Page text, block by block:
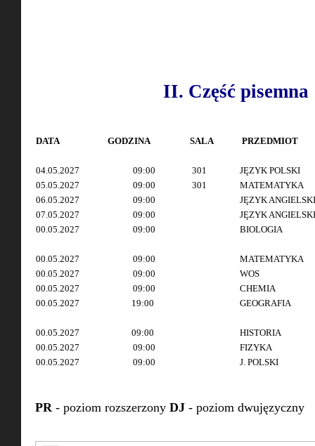
II. Część pisemna
DATA GODZINA SALA PRZEDMIOT
04.05.2027 09:00 301
JĘZYK POLSKI
05.05.2027
09:00 301
MATEMATYKA
06.05.2027
09:00
JĘZYK
07.05.2027
09:00
JĘZYK
00.05.2027
09:00 BIOLOGIA
00.05.2027 09:00
MATEMATYKA
00.05.2027
09:00
WOS
00.05.2027
09:00
CHEMIA
00.05.2027
19:00 GEOGRAFIA
00.05.2027 09:00
HISTORIA
00.05.2027
09:00
FIZYKA
00.05.2027
09:00 J. POLSKI
PR- poziom rozszerzony DJ - poziom dwujęzyczny